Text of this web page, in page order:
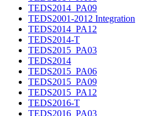
TEDS2014_PA09
TEDS2001-2012 Integration
TEDS2014_PA12
TEDS2014-T
TEDS2015_PA03
TEDS2014
TEDS2015_PA06
TEDS2015_PA09
TEDS2015_PA12
TEDS2016-T
TEDS2016_PA03